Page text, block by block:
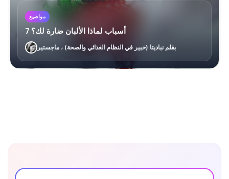
مواضيع
7 أسباب لماذا الألبان ضارة لك؟
بقلم نباديتا (خبير في النظام الغذائي والصحة) ، ماجستير